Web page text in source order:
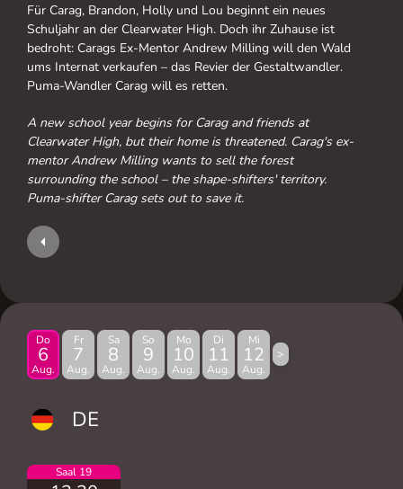
Für Carag, Brandon, Holly und Lou beginnt ein neues
Schuljahr an der Clearwater High. Doch ihr Zuhause ist
bedroht: Carags Ex-Mentor Andrew Milling will den Wald
ums Internat verkaufen – das Revier der Gestaltwandler.
Puma-Wandler Carag will es retten.
A new school year begins for Carag and friends at
Clearwater High, but their home is threatened. Carag's ex-
mentor Andrew Milling wants to sell the forest
surrounding the school – the shape-shifters' territory.
Puma-shifter Carag sets out to save it.
Do
6
Aug.
Fr
7
Aug.
Sa
8
Aug.
So
9
Aug.
Mo
10
Aug.
Di
11
Aug.
Mi
12
Aug.
>
DE
Saal 19